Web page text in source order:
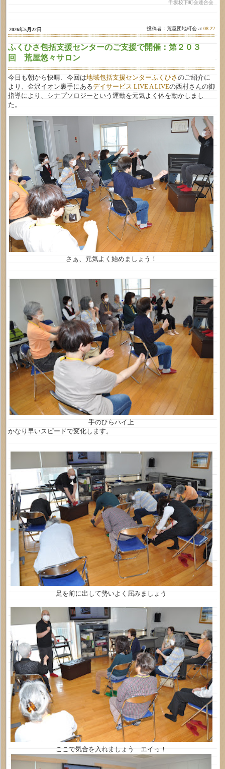
千坂校下町会連合会
2026年5月22日 投稿者：荒屋団地町会 at08:22
ふくひさ包括支援センターのご支援で開催：第２０３
回 荒屋悠々サロン
今日も朝から快晴、今回は地域包括支援センターふくひさのご紹介に
より、金沢イオン裏手にあるデイサービス LIVE A LIVEの西村さんの御
指導により、シナプソロジーという運動を元気よく体を動かしまし
た。
さぁ、元気よく始めましょう！
手のひらハイ上
かなり早いスピードで変化します。
足を前に出して勢いよく屈みましょう
ここで気合を入れましょう エイっ！